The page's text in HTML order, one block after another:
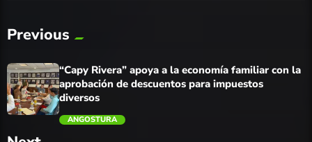
Previous
“Capy Rivera” apoya a la economía familiar con la
aprobación de descuentos para impuestos
diversos
ANGOSTURA